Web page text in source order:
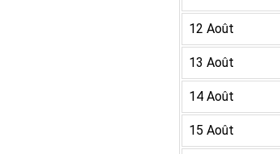
12 Août
13 Août
14 Août
15 Août